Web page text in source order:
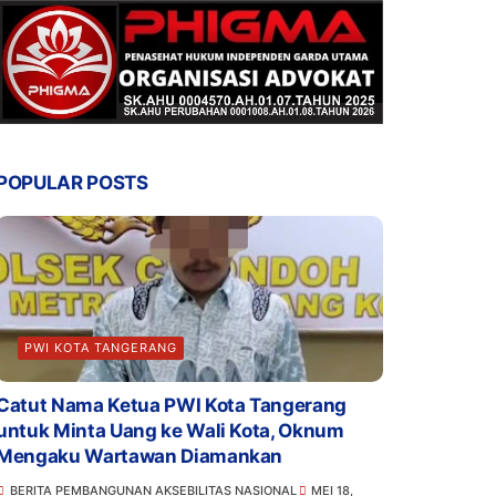
POSTS
PWI KOTA TANGERANG
Nama Ketua PWI Kota Tangerang
Minta Uang ke Wali Kota, Oknum
Wartawan Diamankan
BERITA PEMBANGUNAN AKSEBILITAS NASIONAL
MEI 18,